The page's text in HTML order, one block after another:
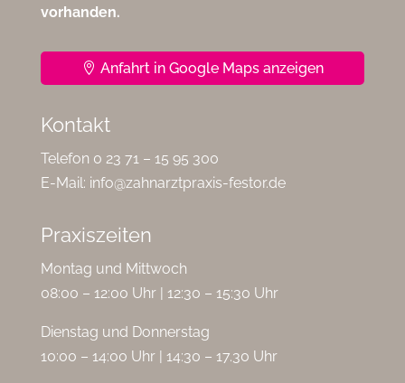
vorhanden.
Anfahrt in Google Maps anzeigen
Kontakt
Telefon 0 23 71 – 15 95 300
E-Mail: info@zahnarztpraxis-festor.de
Praxiszeiten
Montag und Mittwoch
08:00 – 12:00 Uhr | 12:30 – 15:30 Uhr
Dienstag und Donnerstag
10:00 – 14:00 Uhr | 14:30 – 17.30 Uhr